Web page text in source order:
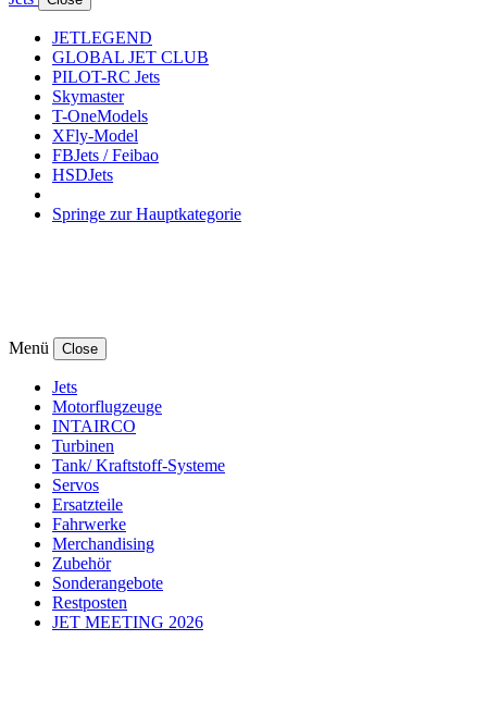
JETLEGEND
GLOBAL JET CLUB
PILOT-RC Jets
Skymaster
T-OneModels
XFly-Model
FBJets / Feibao
HSDJets
Springe zur Hauptkategorie
Menü Close
Jets
Motorflugzeuge
INTAIRCO
Turbinen
Tank/ Kraftstoff-Systeme
Servos
Ersatzteile
Fahrwerke
Merchandising
Zubehör
Sonderangebote
Restposten
JET MEETING 2026